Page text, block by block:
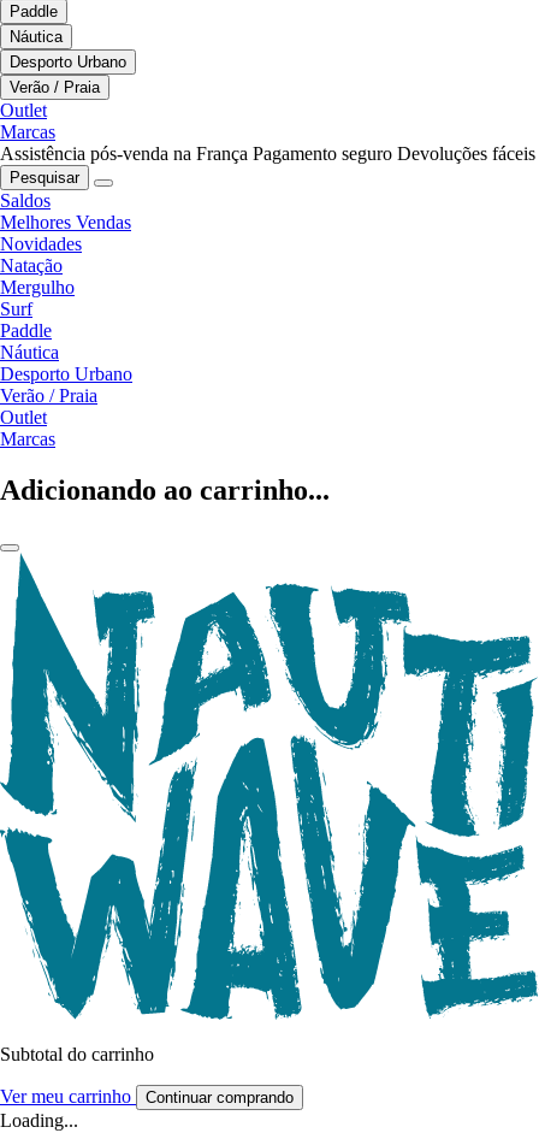
Paddle
Náutica
Desporto Urbano
Verão / Praia
Outlet
Marcas
Assistência pós-venda na França Pagamento seguro Devoluções fáceis
Pesquisar
Saldos
Melhores Vendas
Novidades
Natação
Mergulho
Surf
Paddle
Náutica
Desporto Urbano
Verão / Praia
Outlet
Marcas
Adicionando ao carrinho...
Subtotal do carrinho
Ver meu carrinho Continuar comprando
Loading...